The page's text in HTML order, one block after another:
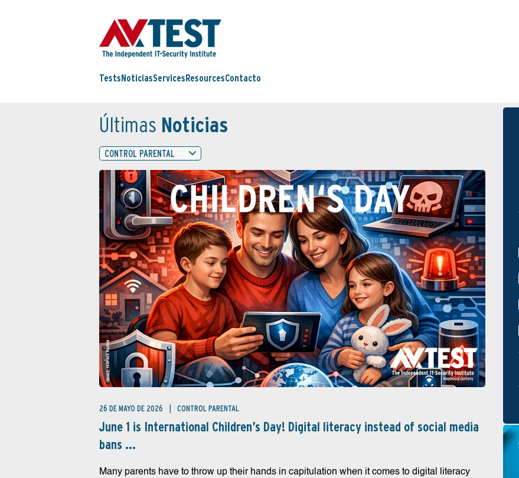
Tests NoticiasServices ResourcesContacto
Últimas Noticias
CONTROL PARENTAL
26 DE MAYO DE 2026 CONTROL PARENTAL
June 1 is International Children’s Day! Digital literacy instead of social media
bans ...
Many parents have to throw up their hands in capitulation when it comes to digital literacy